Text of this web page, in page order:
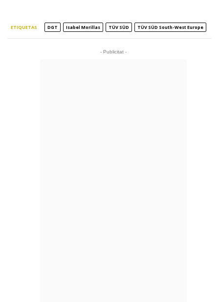
ETIQUETAS DGT Isabel Morillas TÜV SÜD TÜV SÜD South-West Europe
- Publicitat -